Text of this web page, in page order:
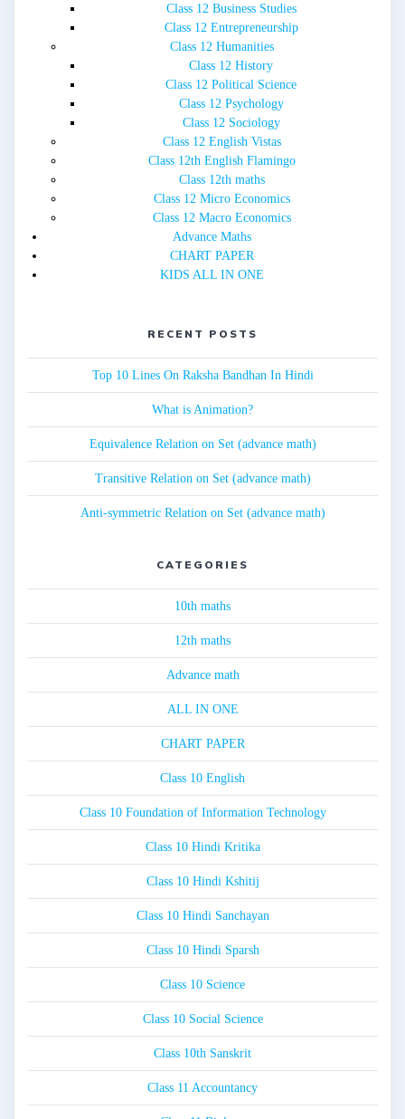
Class 12 Business Studies
Class 12 Entrepreneurship
Class 12 Humanities
Class 12 History
Class 12 Political Science
Class 12 Psychology
Class 12 Sociology
Class 12 English Vistas
Class 12th English Flamingo
Class 12th maths
Class 12 Micro Economics
Class 12 Macro Economics
Advance Maths
CHART PAPER
KIDS ALL IN ONE
RECENT POSTS
Top 10 Lines On Raksha Bandhan In Hindi
What is Animation?
Equivalence Relation on Set (advance math)
Transitive Relation on Set (advance math)
Anti-symmetric Relation on Set (advance math)
CATEGORIES
10th maths
12th maths
Advance math
ALL IN ONE
CHART PAPER
Class 10 English
Class 10 Foundation of Information Technology
Class 10 Hindi Kritika
Class 10 Hindi Kshitij
Class 10 Hindi Sanchayan
Class 10 Hindi Sparsh
Class 10 Science
Class 10 Social Science
Class 10th Sanskrit
Class 11 Accountancy